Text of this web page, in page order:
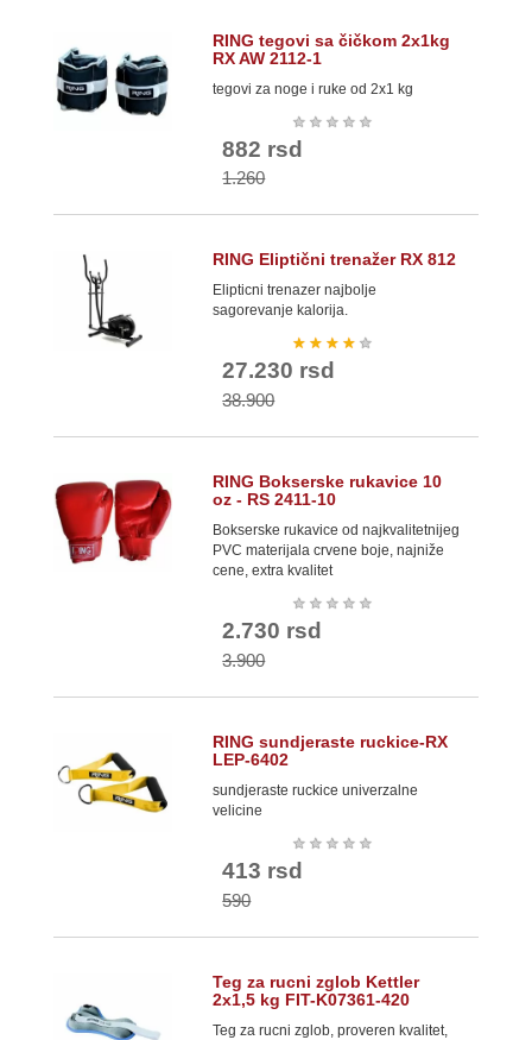
RING tegovi sa čičkom 2x1kg
RX AW 2112-1
tegovi za noge i ruke od 2x1 kg
★ ★ ★ ★ ★
882 rsd
1.260
RING Eliptični trenažer RX 812
Elipticni trenazer najbolje
sagorevanje kalorija.
★ ★ ★ ★ ★
27.230 rsd
38.900
RING Bokserske rukavice 10
oz - RS 2411-10
Bokserske rukavice od najkvalitetnijeg
PVC materijala crvene boje, najniže
cene, extra kvalitet
★ ★ ★ ★ ★
2.730 rsd
3.900
RING sundjeraste ruckice-RX
LEP-6402
sundjeraste ruckice univerzalne
velicine
★ ★ ★ ★ ★
413 rsd
590
Teg za rucni zglob Kettler
2x1,5 kg FIT-K07361-420
Teg za rucni zglob, proveren kvalitet,